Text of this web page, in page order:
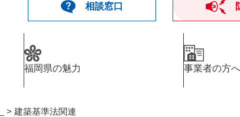
相談窓口
福岡県の魅力 事業者の方へ
> 建築基準法関連